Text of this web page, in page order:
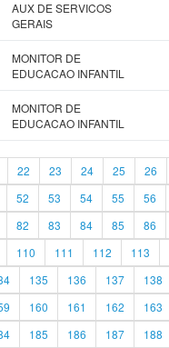
AUX DE SERVICOS
GERAIS
MONITOR DE
EDUCACAO INFANTIL
MONITOR DE
EDUCACAO INFANTIL
22 23 24 25 26
52 53 54 55 56
82 83 84 85 86
110 111 112 113
135 136 137 138
160 161 162 163
185 186 187 188